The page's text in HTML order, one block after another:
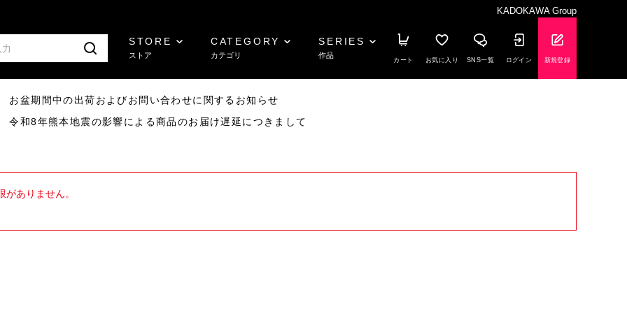
KADOKAWA Group
STORE
ストア
CATEGORY
カテゴリ
SERIES
作品
カート お気に入り SNS一覧 ログイン 新規登録
盆期間中の出荷およびお問い合わせに関するお知らせ
和8年熊本地震の影響による商品のお届け遅延につきまして
ありません。